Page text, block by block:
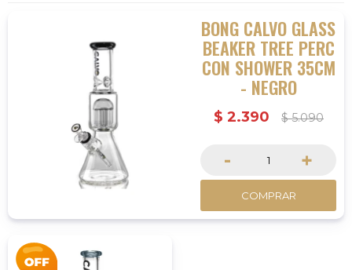
BONG CALVO GLASS
BEAKER TREE PERC
CON SHOWER 35CM
- NEGRO
$ 2.390 $ 5.090
- +
COMPRAR